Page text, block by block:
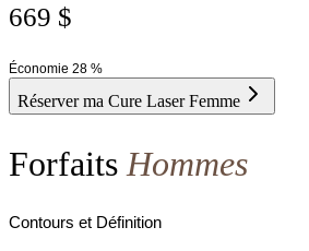
669 $
Économie 28 %
Réserver ma Cure Laser Femme
Forfaits Hommes
Contours et Définition